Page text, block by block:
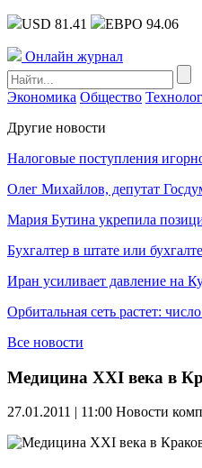
USD 81.41 ЕВРО 94.06
Онлайн журнал
Экономика Общество
Другие новости
Налоговые поступления
Олег Михайлов, депутат
Мария Бутина укрепила
Бухгалтер в штате или
Иран усиливает давление на
Орбитальная сеть растет:
Все новости
Медицина XXI века в
27.01.2011 | 11:00 Новости